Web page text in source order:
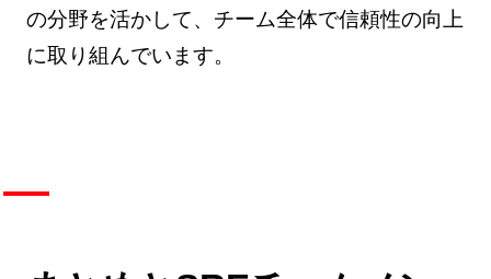
の分野を活かして、チーム全体で信頼性の向上
に取り組んでいます。